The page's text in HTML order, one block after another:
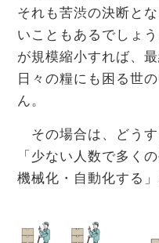
それも苦渋の決断と
いこともあるでしょ
が規模縮小すれば、
日々の糧にも困る世
ん。
その場合は、どう
「少ない人数で多く
機械化・自動化する